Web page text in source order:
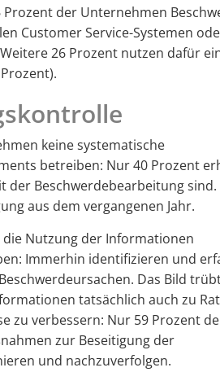
der Unternehmen
Customer Service-Systemen
26 Prozent nutzen dafür
keine systematische
betreiben: Nur 40 Prozent
Beschwerdebearbeitung sind.
aus dem vergangenen Jahr.
Nutzung der Informationen
Immerhin identifizieren und
Das Bild
tatsächlich auch zu
zu verbessern: Nur 59 Prozent
zur Beseitigung der
und nachzuverfolgen.